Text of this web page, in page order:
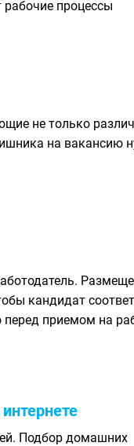
рабочие процессы
не только
на вакансию
кандидат
приемом на
Подбор домашних